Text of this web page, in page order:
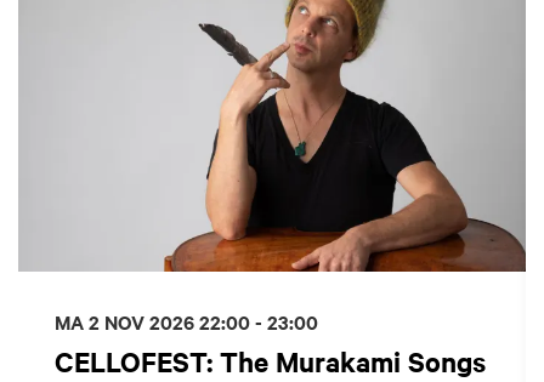
CELLOFEST: The Murakami Songs
MA 2 NOV 202622:00 - 23:00